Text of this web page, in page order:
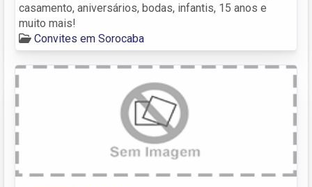
casamento, aniversários, bodas, infantis, 15 anos e
muito mais!
Convites em Sorocaba